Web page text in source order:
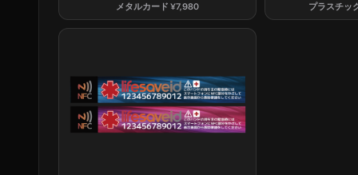
メタルカード ¥7,980 プラスチッ